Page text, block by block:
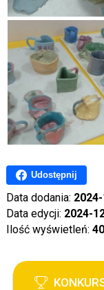
Udostępnij
Data dodania:
Data edycji: 2024-
Ilość wyświetleń: